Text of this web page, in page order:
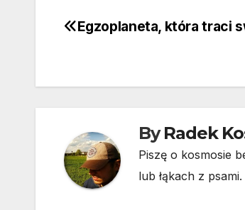
Nawigacja
Egzoplaneta, która traci
ByRadek
Piszę o kosmosie
lub łąkach z psami.